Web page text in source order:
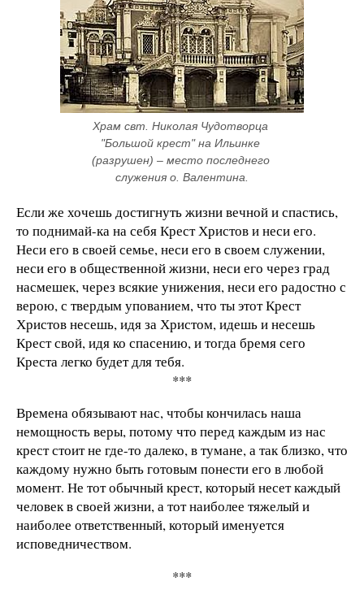
Храм свт. Николая Чудотворца
"Большой крест" на Ильинке
(разрушен) – место последнего
служения о. Валентина.
Если же хочешь достигнуть жизни вечной и спастись,
то поднимай-ка на себя Крест Христов и неси его.
Неси его в своей семье, неси его в своем служении,
неси его в общественной жизни, неси его через град
насмешек, через всякие унижения, неси его радостно с
верою, с твердым упованием, что ты этот Крест
Христов несешь, идя за Христом, идешь и несешь
Крест свой, идя ко спасению, и тогда бремя сего
Креста легко будет для тебя.
***
Времена обязывают нас, чтобы кончилась наша
немощность веры, потому что перед каждым из нас
крест стоит не где-то далеко, в тумане, а так близко, что
каждому нужно быть готовым понести его в любой
момент. Не тот обычный крест, который несет каждый
человек в своей жизни, а тот наиболее тяжелый и
наиболее ответственный, который именуется
исповедничеством.
***